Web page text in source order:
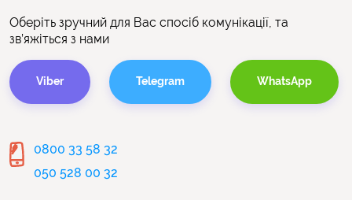
Оберіть зручний для Вас спосіб комунікації, та
зв’яжіться з нами
Viber Telegram WhatsApp
0800 33 58 32
050 528 00 32